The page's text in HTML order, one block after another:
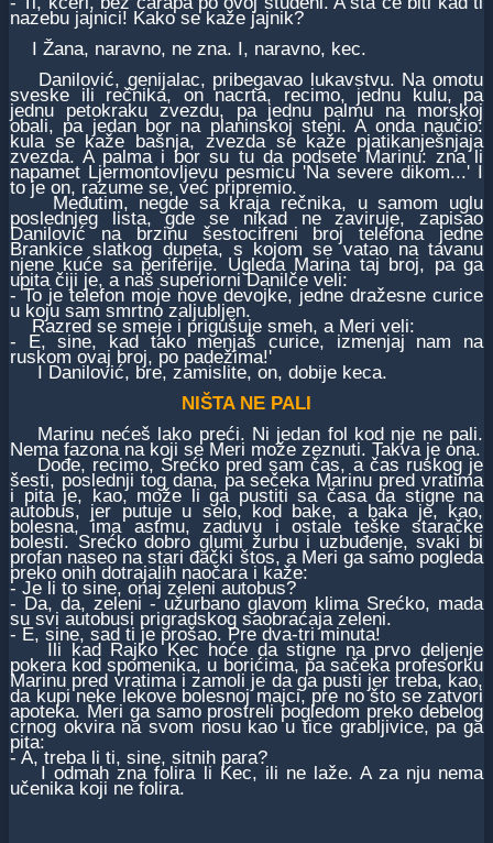
nazebu jajnici! Kako se kaže jajnik?
I Žana, naravno, ne zna. I, naravno, kec.
Danilović, genijalac, pribegavao lukavstvu. Na omotu
sveske ili rečnika, on nacrta, recimo, jednu kulu, pa
jednu petokraku zvezdu, pa jednu palmu na morskoj
obali, pa jedan bor na planinskoj steni. A onda naučio:
kula se kaže bašnja, zvezda se kaže pjatikanješnjaja
zvezda. A palma i bor su tu da podsete Marinu: zna li
napamet Ljermontovljevu pesmicu 'Na severe dikom...' I
to je on, razume se, već pripremio.
Međutim, negde sa kraja rečnika, u samom uglu
poslednjeg lista, gde se nikad ne zaviruje, zapisao
Danilović na brzinu šestocifreni broj telefona jedne
Brankice slatkog dupeta, s kojom se vatao na tavanu
njene kuće sa periferije. Ugleda Marina taj broj, pa ga
upita čiji je, a naš superiorni Danilče veli:
- To je telefon moje nove devojke, jedne dražesne curice
u koju sam smrtno zaljubljen.
Razred se smeje i prigušuje smeh, a Meri veli:
- E, sine, kad tako menjaš curice, izmenjaj nam na
ruskom ovaj broj, po padežima!'
I Danilović, bre, zamislite, on, dobije keca.
NIŠTA NE PALI
Marinu nećeš lako preći. Ni jedan fol kod nje ne pali.
Nema fazona na koji se Meri može zeznuti. Takva je ona.
Dođe, recimo, Srećko pred sam čas, a čas ruskog je
šesti, poslednji tog dana, pa sečeka Marinu pred vratima
i pita je, kao, može li ga pustiti sa časa da stigne na
autobus, jer putuje u selo, kod bake, a baka je, kao,
bolesna, ima astmu, zaduvu i ostale teške staračke
bolesti. Srećko dobro glumi žurbu i uzbuđenje, svaki bi
profan naseo na stari đački štos, a Meri ga samo pogleda
preko onih dotrajalih naočara i kaže:
- Je li to sine, onaj zeleni autobus?
- Da, da, zeleni - užurbano glavom klima Srećko, mada
su svi autobusi prigradskog saobraćaja zeleni.
- E, sine, sad ti je prošao. Pre dva-tri minuta!
Ili kad Rajko Kec hoće da stigne na prvo deljenje
pokera kod spomenika, u borićima, pa sačeka profesorku
Marinu pred vratima i zamoli je da ga pusti jer treba, kao,
da kupi neke lekove bolesnoj majci, pre no što se zatvori
apoteka. Meri ga samo prostreli pogledom preko debelog
crnog okvira na svom nosu kao u tice grabljivice, pa ga
pita:
- A, treba li ti, sine, sitnih para?
I odmah zna folira li Kec, ili ne laže. A za nju nema
učenika koji ne folira.